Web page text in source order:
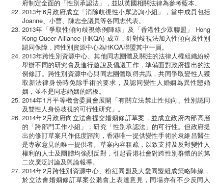
府制定全面的「性別承認法」，並以英國相關法律為參考藍本。
2013年6月政府成立「消除歧視性小眾諮詢小組」，當中成員包括
Joanne、小曹、陳志全議員等各同志代表。
2013年「爭取性傾向歧視條例陣線」及「香港性少眾聯盟」 Hong
Kong Queer Alliance (HKQA) 成立，針對歧視法加入性傾向及性別
認同保障，跨性別資源中心為HKQA聯盟其中一員。
2013年跨性別資源中心、其他同志團體及關注的法律人權組織紛紛
舉辦不同的研究會及進行遊說及倡議工作，準備面對政府提出的法
例修訂。跨性別資源中心與同志團體取得共識，共同爭取變性人獲
取新法律身份時免除手術的要求，及認同變性人婚姻為異性戀婚
姻，並不是同志婚姻的踏板。
2014年1月平等機會委員會展開「有關立法禁止性傾向、性別認同
及雙性人身份歧視的可行性研究」。
2014年2月政府向立法會提交婚姻修訂草案，並成立政府內部高層
的「跨部門工作小組」，研究「性別承認法」的可行性。但政府提
出的修訂草案只作低度諮詢，香港唯一提供變性手術的袁維昌醫生
是專家意見的唯一提供者。草案內容粗疏，以致支持及反對變性人
權利的人士及團體均強烈反對，引起香港社會對跨性別群體的的第
二次廣泛討論及輿論報導。
2014年2月跨性別資源中心、粉紅同盟及大愛同盟組成策略陣線，
於立法會婚姻修訂草案公聽會上表達意見，同場亦有不少反同人